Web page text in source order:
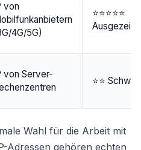
von
4G/5G)
⭐⭐⭐⭐⭐
von Server-
⭐⭐
Wahl für die Arbeit mit
Adressen gehören echten